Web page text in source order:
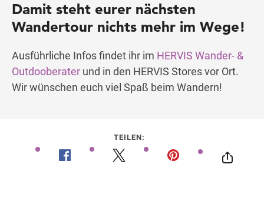
Damit steht eurer nächsten
Wandertour nichts mehr im Wege!
Ausführliche Infos findet ihr im HERVIS Wander- &
Outdooberater und in den HERVIS Stores vor Ort.
Wir wünschen euch viel Spaß beim Wandern!
TEILEN: